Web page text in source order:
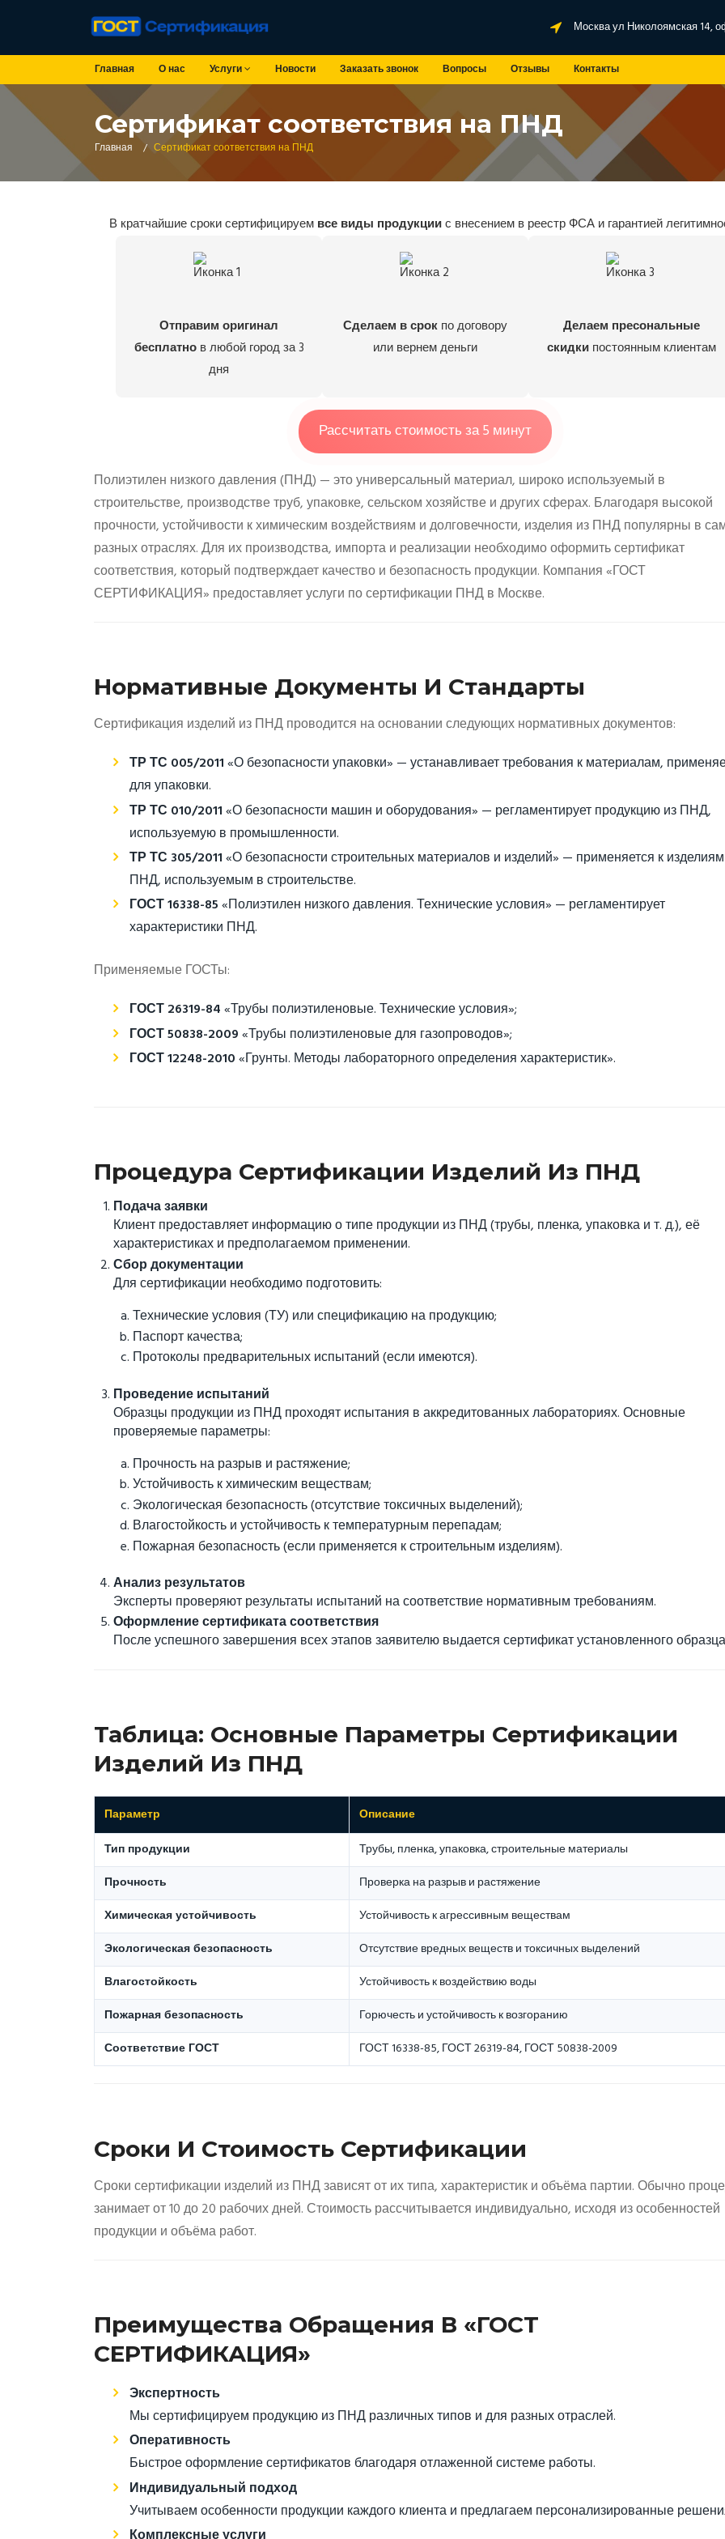
Москва ул Николоямская 14,
Главная О нас Услуги Новости Заказать звонок Вопросы Отзывы Контакты
Сертификат соответствия на ПНД
Главная / Сертификат соответствия на ПНД
В кратчайшие сроки сертифицируем все виды продукциис внесением в реестр ФСА и гарантией
Отправим оригинал
бесплатнов любой город за 3
дня
Сделаем в срок по договору
или вернем деньги
Делаем пресональные
скидки постоянным клиентам
Рассчитать стоимость за 5 минут
Полиэтилен низкого давления (ПНД) — это универсальный материал, широко используемый в
строительстве, производстве труб, упаковке, сельском хозяйстве и других сферах. Благодаря высокой
прочности, устойчивости к химическим воздействиям и долговечности, изделия из ПНД популярны в
разных отраслях. Для их производства, импорта и реализации необходимо оформить сертификат
соответствия, который подтверждает качество и безопасность продукции. Компания «ГОСТ
СЕРТИФИКАЦИЯ» предоставляет услуги по сертификации ПНД в Москве.
Нормативные Документы И Стандарты
Сертификация изделий из ПНД проводится на основании следующих нормативных документов:
ТР ТС 005/2011«О безопасности упаковки» — устанавливает требования к материалам,
для упаковки.
ТР ТС 010/2011«О безопасности машин и оборудования» — регламентирует продукцию из ПНД,
используемую в промышленности.
ТР ТС 305/2011«О безопасности строительных материалов и изделий» — применяется к
ПНД, используемым в строительстве.
ГОСТ 16338-85«Полиэтилен низкого давления. Технические условия» — регламентирует
характеристики ПНД.
Применяемые ГОСТы:
ГОСТ 26319-84«Трубы полиэтиленовые. Технические условия»;
ГОСТ 50838-2009«Трубы полиэтиленовые для газопроводов»;
ГОСТ 12248-2010«Грунты. Методы лабораторного определения характеристик».
Процедура Сертификации Изделий Из ПНД
Подача заявки
Клиент предоставляет информацию о типе продукции из ПНД (трубы, пленка, упаковка и т. д.), её
характеристиках и предполагаемом применении.
Сбор документации
Для сертификации необходимо подготовить:
Технические условия (ТУ) или спецификацию на продукцию;
Паспорт качества;
Протоколы предварительных испытаний (если имеются).
Проведение испытаний
Образцы продукции из ПНД проходят испытания в аккредитованных лабораториях. Основные
проверяемые параметры:
Прочность на разрыв и растяжение;
Устойчивость к химическим веществам;
Экологическая безопасность (отсутствие токсичных выделений);
Влагостойкость и устойчивость к температурным перепадам;
Пожарная безопасность (если применяется к строительным изделиям).
Анализ результатов
Эксперты проверяют результаты испытаний на соответствие нормативным требованиям.
Оформление сертификата соответствия
После успешного завершения всех этапов заявителю выдается сертификат установленного
Таблица: Основные Параметры Сертификации
Изделий Из ПНД
Параметр
Описание
Тип продукции
Трубы, пленка, упаковка, строительные материалы
Прочность
Проверка на разрыв и растяжение
Химическая устойчивость
Устойчивость к агрессивным веществам
Экологическая безопасность
Отсутствие вредных веществ и токсичных выделений
Влагостойкость
Устойчивость к воздействию воды
Пожарная безопасность
Горючесть и устойчивость к возгоранию
Соответствие ГОСТ
ГОСТ 16338-85, ГОСТ 26319-84, ГОСТ 50838-2009
Сроки И Стоимость Сертификации
Сроки сертификации изделий из ПНД зависят от их типа, характеристик и объёма партии. Обычно
занимает от 10 до 20 рабочих дней. Стоимость рассчитывается индивидуально, исходя из особенностей
продукции и объёма работ.
Преимущества Обращения В «ГОСТ
СЕРТИФИКАЦИЯ»
Экспертность
Мы сертифицируем продукцию из ПНД различных типов и для разных отраслей.
Оперативность
Быстрое оформление сертификатов благодаря отлаженной системе работы.
Индивидуальный подход
Учитываем особенности продукции каждого клиента и предлагаем персонализированные